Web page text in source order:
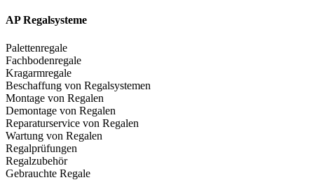
AP Regalsysteme
Palettenregale
Fachbodenregale
Kragarmregale
Beschaffung von Regalsystemen
Montage von Regalen
Demontage von Regalen
Reparaturservice von Regalen
Wartung von Regalen
Regalprüfungen
Regalzubehör
Gebrauchte Regale